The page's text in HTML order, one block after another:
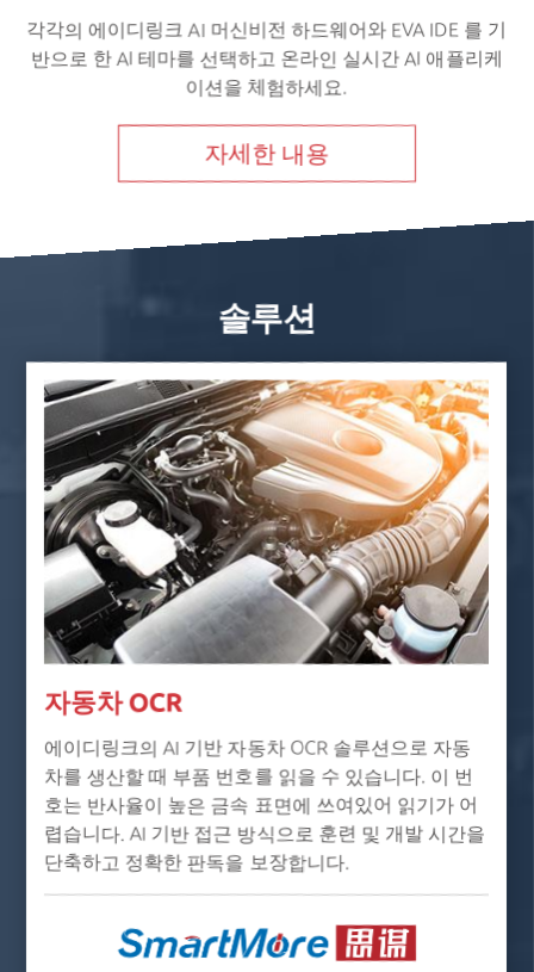
각각의 에이디링크 AI 머신비전 하드웨어와 EVA IDE 를 기
반으로 한 AI 테마를 선택하고 온라인 실시간 AI 애플리케
이션을 체험하세요.
자세한 내용
솔루션
자동차 OCR
에이디링크의 AI 기반 자동차 OCR 솔루션으로 자동
차를 생산할 때 부품 번호를 읽을 수 있습니다. 이 번
호는 반사율이 높은 금속 표면에 쓰여있어 읽기가 어
렵습니다. AI 기반 접근 방식으로 훈련 및 개발 시간을
단축하고 정확한 판독을 보장합니다.